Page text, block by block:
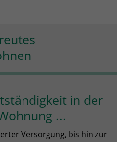
in der
...
Versorgung, bis hin zur